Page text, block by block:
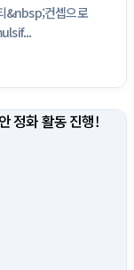
&nbsp;컨셉으로